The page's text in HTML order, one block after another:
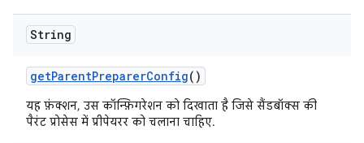
String
getParentPreparerConfig()
यह फ़ंक्शन, उस कॉन्फ़िगरेशन को दिखाता है जिसे सैंडबॉक्स की
पैरंट प्रोसेस में प्रीपेयरर को चलाना चाहिए.